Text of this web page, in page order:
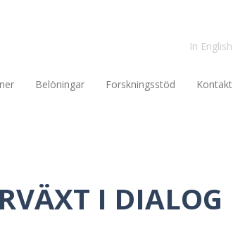
In English
Belöningar Forskningsstöd Kontakt
I DIALOG